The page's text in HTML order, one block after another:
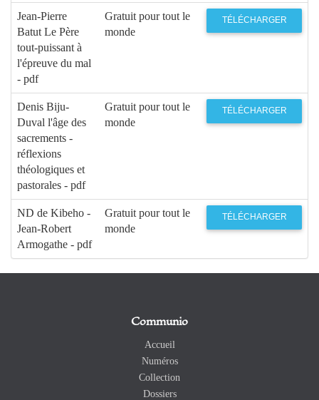
Jean-Pierre
Batut Le Père
tout-puissant à
l'épreuve du mal
- pdf
Gratuit pour tout le
monde
TÉLÉCHARGER
Denis Biju-
Duval l'âge des
sacrements -
réflexions
théologiques et
pastorales - pdf
Gratuit pour tout le
monde
TÉLÉCHARGER
ND de Kibeho -
Jean-Robert
Armogathe - pdf
Gratuit pour tout le
monde
TÉLÉCHARGER
Communio
Accueil
Numéros
Collection
Dossiers